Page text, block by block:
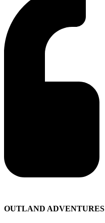
OUTLAND ADVENTURES